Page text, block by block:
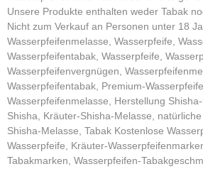
Unsere Produkte enthalten weder Tabak
Nicht zum Verkauf an Personen unter 18
Wasserpfeifenmelasse, Wasserpfeife,
Wasserpfeifentabak, Wasserpfeife,
Wasserpfeifenvergnügen,
Wasserpfeifentabak, Premium-
Wasserpfeifenmelasse, Herstellung
Shisha, Kräuter-Shisha-Melasse,
Shisha-Melasse, Tabak Kostenlose
Wasserpfeife, Kräuter-
Tabakmarken, Wasserpfeifen-